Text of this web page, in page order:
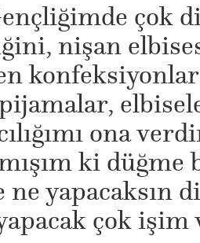
çok
nişan
ona
ki
ne yapacaksın
çok işim